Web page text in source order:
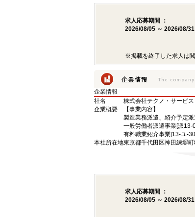
求人応募期間 ：
2026/08/05 ～ 2026/08/31
※掲載を終了した求人は
企業情報
社名
株式会社テクノ・サービス
企業概要
【事業内容】
製造業務派遣、紹介予定
一般労働者派遣事業[派13-
有料職業紹介事業[13-ユ-
本社所在地東京都千代田区神田練塀
求人応募期間 ：
2026/08/05 ～ 2026/08/31